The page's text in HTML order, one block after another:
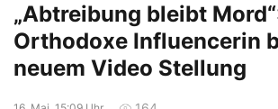
„Abtreibung bleibt
Orthodoxe Influencerin
neuem Video Stellung